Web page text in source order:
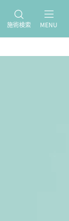
施術検索 MENU